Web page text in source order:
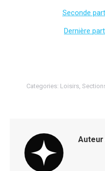
Seconde
Dernière
Categories: Loisirs,
Auteur